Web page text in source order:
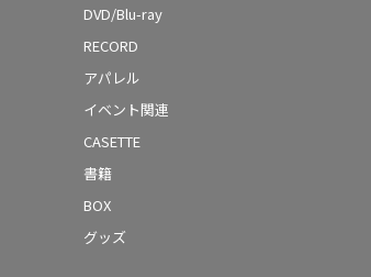
DVD/Blu-ray
RECORD
アパレル
イベント関連
CASETTE
書籍
BOX
グッズ